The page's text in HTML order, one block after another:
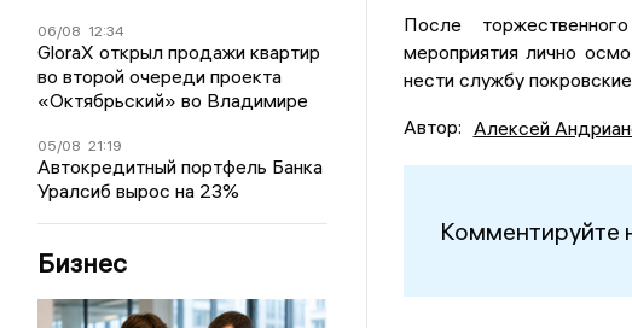
06/08 12:34
GloraX открыл продажи квартир
во второй очереди проекта
«Октябрьский» во Владимире
05/08 21:19
Автокредитный портфель Банка
Уралсиб вырос на 23%
Бизнес
После
мероприятия лично
нести службу
Автор: Алексей
Комментируйте